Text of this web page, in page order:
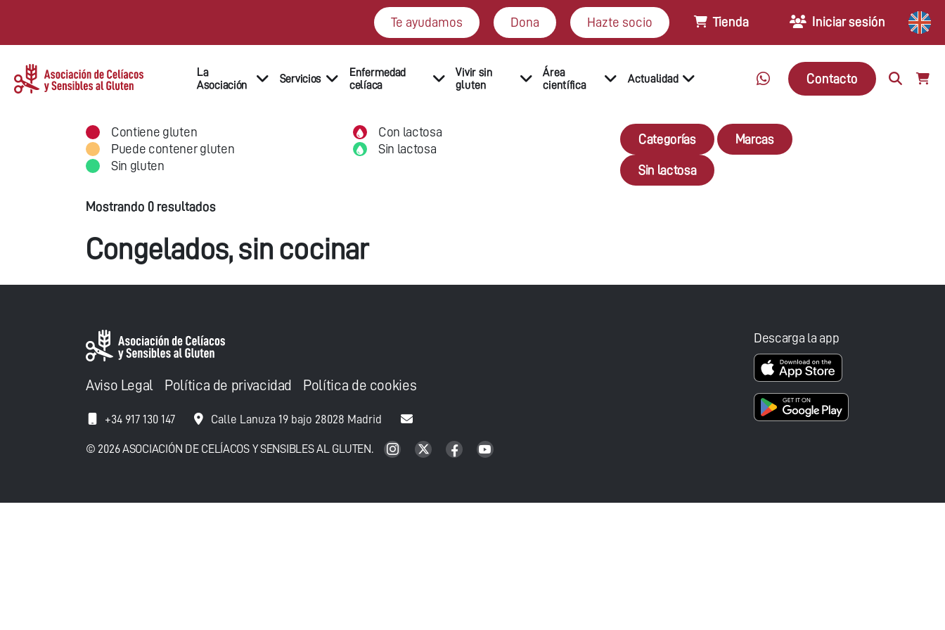
Te ayudamos Dona Hazte socio Tienda Iniciar sesión
La
Asociación
Servicios
Enfermedad
celíaca
Vivir sin
gluten
Área
científica
Actualidad Contacto
Contiene gluten
Puede contener gluten
Sin gluten
Con lactosa
Sin lactosa
Categorías Marcas
Sin lactosa
Mostrando 0 resultados
Congelados, sin cocinar
Aviso Legal Política de privacidad Política de cookies
+34 917 130 147 Calle Lanuza 19 bajo 28028 Madrid
© 2026 ASOCIACIÓN DE CELÍACOS Y SENSIBLES AL GLUTEN.
Descarga la app